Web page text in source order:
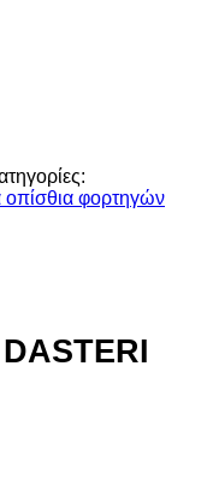
οπίσθια φορτηγών